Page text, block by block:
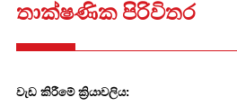
තාක්ෂණික පිරිවිතර
වැඩ කිරීමේ ක්‍රියාවලිය: